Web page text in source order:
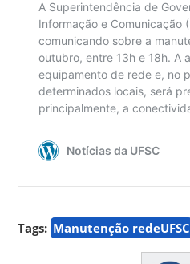
Tags: Manutenção redeUFSC